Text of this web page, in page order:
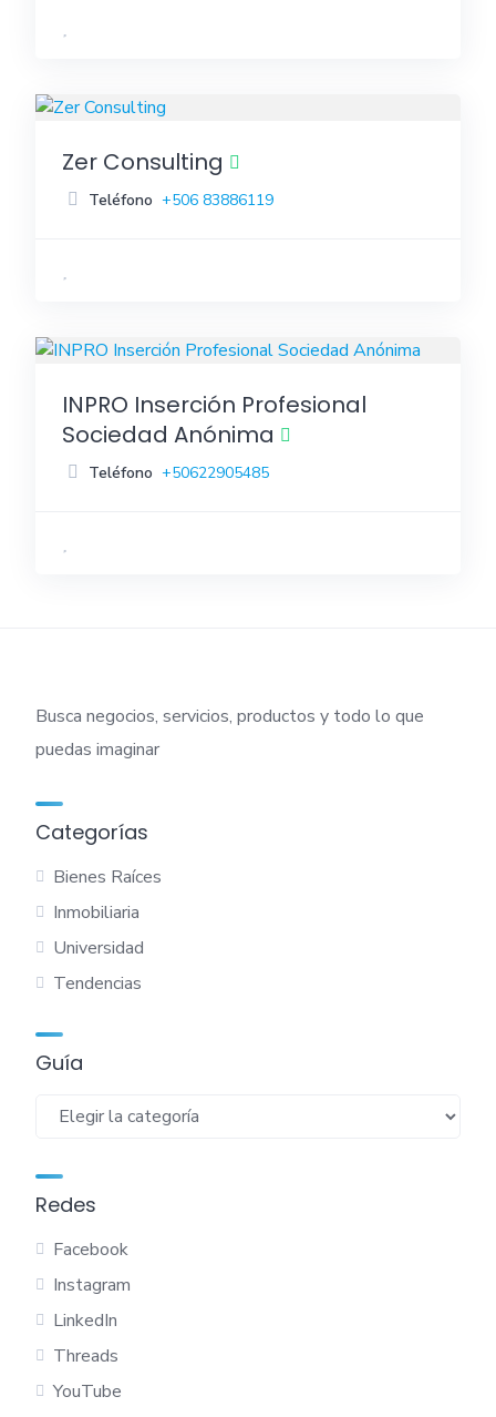
Zer Consulting
Teléfono +506 83886119
INPRO Inserción Profesional
Sociedad Anónima
Teléfono +50622905485
Busca negocios, servicios, productos y todo lo que
puedas imaginar
Categorías
Bienes Raíces
Inmobiliaria
Universidad
Tendencias
Guía
Guía
Redes
Facebook
Instagram
LinkedIn
Threads
YouTube